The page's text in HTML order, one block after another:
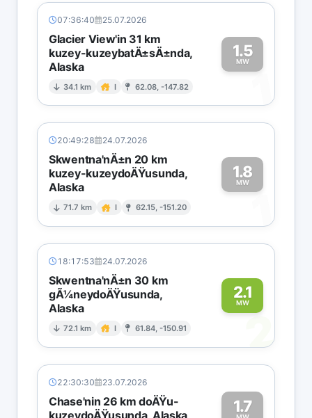
07:36:40 25.07.2026
Glacier View'in 31 km
kuzey-kuzeybatÄ±sÄ±nda,
Alaska
34.1 km I 62.08, -147.82
1.5
MW
1
20:49:28 24.07.2026
Skwentna'nÄ±n 20 km
kuzey-kuzeydoÄŸusunda,
Alaska
71.7 km I 62.15, -151.20
1.8
MW
1
18:17:53 24.07.2026
Skwentna'nÄ±n 30 km
gÃ¼neydoÄŸusunda,
Alaska
72.1 km I 61.84, -150.91
2.1
MW
2
22:30:30 23.07.2026
Chase'nin 26 km doÄŸu-
kuzeydoÄŸusunda, Alaska
1.7